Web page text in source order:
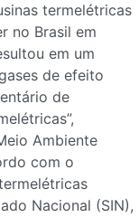
termelétricas
no Brasil em
em um
de efeito
de
Ambiente
com o
Nacional (SIN),